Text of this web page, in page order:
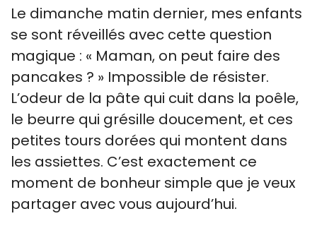
Le dimanche matin dernier, mes enfants
se sont réveillés avec cette question
magique : « Maman, on peut faire des
pancakes ? » Impossible de résister.
L’odeur de la pâte qui cuit dans la poêle,
le beurre qui grésille doucement, et ces
petites tours dorées qui montent dans
les assiettes. C’est exactement ce
moment de bonheur simple que je veux
partager avec vous aujourd’hui.